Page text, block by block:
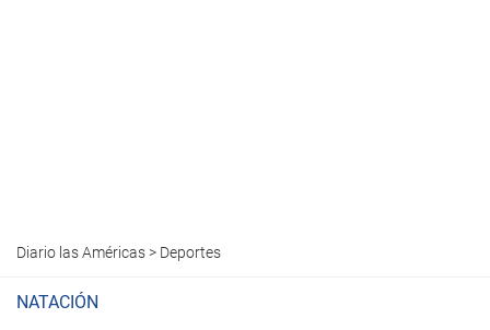
Diario las Américas> Deportes
NATACIÓN